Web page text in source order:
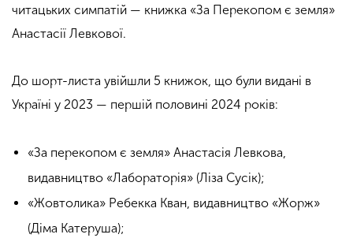
читацьких симпатій — книжка «За Перекопом є земля»
Анастасії Левкової.
До шорт-листа увійшли 5 книжок, що були видані в
Україні у 2023 — першій половині 2024 років:
«За перекопом є земля» Анастасія Левкова,
видавництво «Лабораторія» (Ліза Сусік);
«Жовтолика» Ребекка Кван, видавництво «Жорж»
(Діма Катеруша);